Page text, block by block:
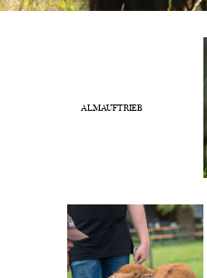
ALMAUFTRIEB